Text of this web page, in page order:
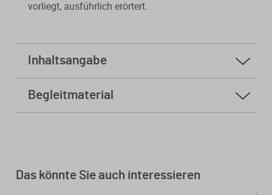
vorliegt, ausführlich erörtert.
Inhaltsangabe
A. I. Neue Formulare für die
B. I. „Normaler“ Unternehmer oder
Begleitmaterial
Das könnte Sie auch interessieren